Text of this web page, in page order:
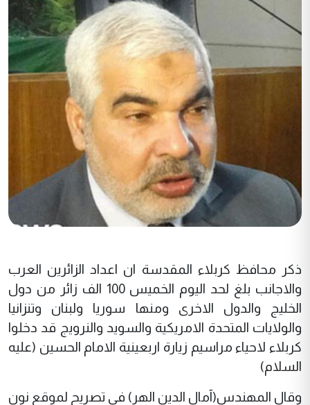
ذكر محافظ كربلاء المقدسة ان اعداد الزائرين العرب
والاجانب بلغ لحد اليوم الخميس 100 الف زائر من دول
الخليج والدول الاخرى ومنها سوريا ولبنان وتنزانيا
والولايات المتحدة الامريكية والسويد والنرويج قد دخلوا
كربلاء لاحياء مراسيم زيارة اربعينية الامام الحسين (عليه
السلام)
وقال المهندس(آمال الدين الهر) في تصريح لموقع نون